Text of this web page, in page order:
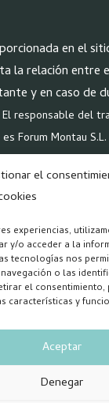
el
experiencias,
y/o acceder a la
tecnologías nos
o las
el consentimiento,
características y
Aceptar
Denegar
en el
la relación entre
y en caso de
El responsable del
Forum Montau S.L.